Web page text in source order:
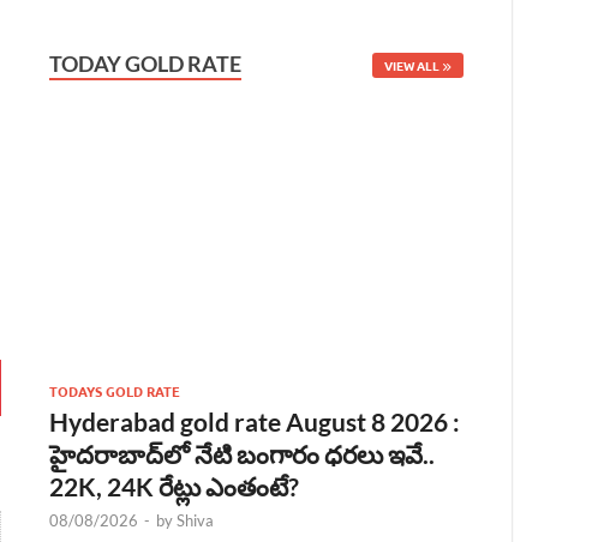
TODAY GOLD RATE VIEW ALL
TODAYS GOLD RATE
Hyderabad gold rate August 8 2026 :
హైదరాబాద్‌లో నేటి బంగారం ధరలు ఇవే..
22K, 24K రేట్లు ఎంతంటే?
08/08/2026 - byShiva